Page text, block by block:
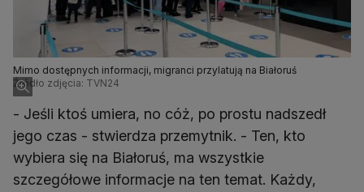
Mimo dostępnych informacji, migranci przylatują na Białoruś
Źródło zdjęcia: TVN24
- Jeśli ktoś umiera, no cóż, po prostu nadszedł
jego czas - stwierdza przemytnik. - Ten, kto
wybiera się na Białoruś, ma wszystkie
szczegółowe informacje na ten temat. Każdy,